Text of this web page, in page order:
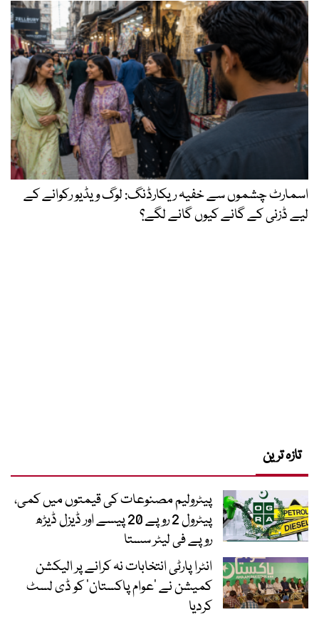
اسمارٹ چشموں سے خفیہ ریکارڈنگ: لوگ ویڈیو رکوانے کے
لیے ڈزنی کے گانے کیوں گانے لگے؟
تازہ ترین
پیٹرولیم مصنوعات کی قیمتوں میں کمی،
پیٹرول 2 روپے 20 پیسے اور ڈیزل ڈیڑھ
روپے فی لیٹر سستا
انٹرا پارٹی انتخابات نہ کرانے پر الیکشن
کمیشن نے ’عوام پاکستان‘ کو ڈی لسٹ
کردیا